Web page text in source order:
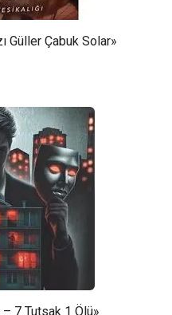
Güller Çabuk Solar»
7 Tutsak 1 Ölü»